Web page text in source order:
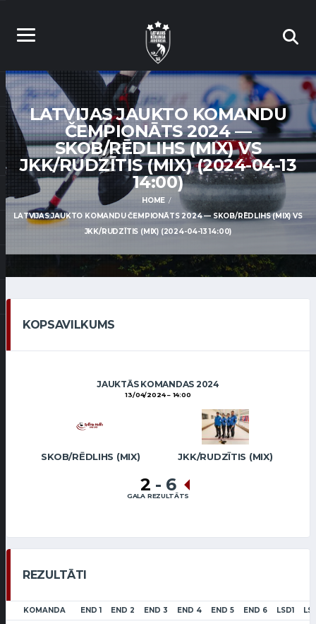
LATVIJAS JAUKTO KOMANDU
ČEMPIONĀTS 2024 —
SKOB/RĒDLIHS (MIX) VS
JKK/RUDZĪTIS (MIX) (2024-04-13
14:00)
HOME
LATVIJAS JAUKTO KOMANDU ČEMPIONĀTS 2024 — SKOB/RĒDLIHS (MIX) VS
JKK/RUDZĪTIS (MIX) (2024-04-13 14:00)
KOPSAVILKUMS
JAUKTĀS KOMANDAS 2024
13/04/2024 14:00
SKOB/RĒDLIHS (MIX) JKK/RUDZĪTIS (MIX)
2 - 6
GALA REZULTĀTS
REZULTĀTI
KOMANDA END 1 END 2 END 3 END 4 END 5 END 6 LSD1